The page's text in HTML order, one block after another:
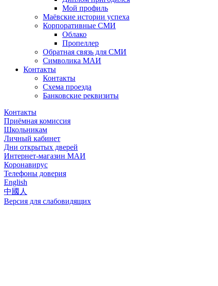
Мой профиль
Маёвские истории успеха
Корпоративные СМИ
Облако
Пропеллер
Обратная связь для СМИ
Символика МАИ
Контакты
Контакты
Схема проезда
Банковские реквизиты
Контакты
Приёмная комиссия
Школьникам
Личный кабинет
Дни открытых дверей
Интернет-магазин МАИ
Коронавирус
Телефоны доверия
English
中國人
Версия для слабовидящих